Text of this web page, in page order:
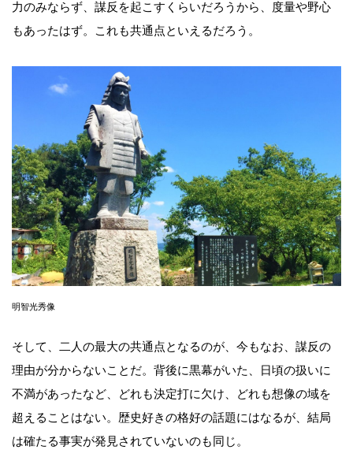
力のみならず、謀反を起こすくらいだろうから、度量や野心
もあったはず。これも共通点といえるだろう。
明智光秀像
そして、二人の最大の共通点となるのが、今もなお、謀反の
理由が分からないことだ。背後に黒幕がいた、日頃の扱いに
不満があったなど、どれも決定打に欠け、どれも想像の域を
超えることはない。歴史好きの格好の話題にはなるが、結局
は確たる事実が発見されていないのも同じ。